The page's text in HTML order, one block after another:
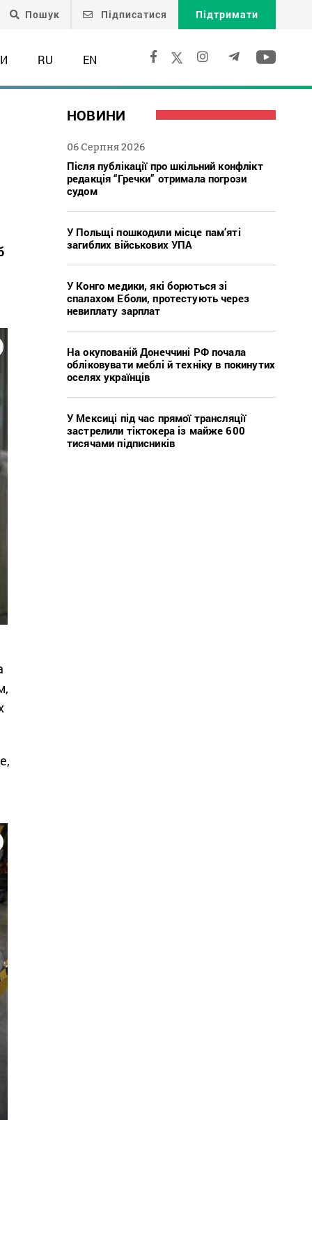
Пошук Підписатися Підтримати
RU EN
НОВИНИ
06 Серпня 2026
Після публікації про шкільний конфлікт
редакція “Гречки” отримала погрози
судом
У Польщі пошкодили місце пам’яті
загиблих військових УПА
У Конго медики, які борються зі
спалахом Еболи, протестують через
невиплату зарплат
На окупованій Донеччині РФ почала
обліковувати меблі й техніку в покинутих
оселях українців
У Мексиці під час прямої трансляції
застрелили тіктокера із майже 600
тисячами підписників